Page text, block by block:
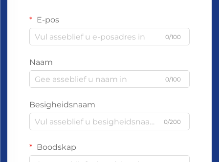
E-pos
0/100
Naam
0/100
Besigheidsnaam
0/200
Boodskap